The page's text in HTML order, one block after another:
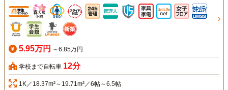
5.95万円 ～6.85万円
学校まで自転車 12分
1K／18.37m²～19.71m²／6帖～6.5帖